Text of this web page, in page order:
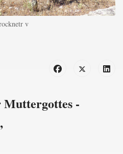
v
Muttergottes -